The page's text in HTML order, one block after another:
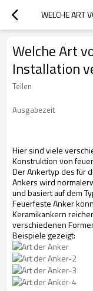
Welche Art
Installation
Teilen
Ausgabezeit
Hier sind viele
Konstruktion von
Der Ankertyp des für
Ankers wird
und basiert auf dem
Feuerfeste Anker
Keramikankern
verschiedenen
Beispiele gezeigt: